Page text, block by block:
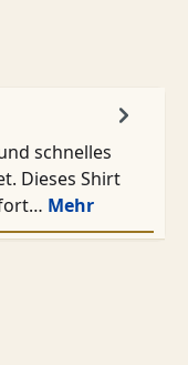
schnelles
Dieses Shirt
Mehr